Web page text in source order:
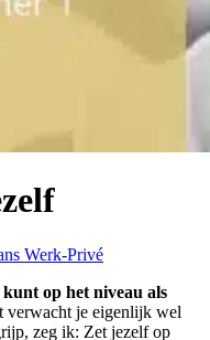
Werk-Privé
op het niveau als
verwacht je eigenlijk wel
zeg ik: Zet jezelf op